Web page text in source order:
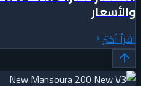
والأسعار
اقرأ أكثر